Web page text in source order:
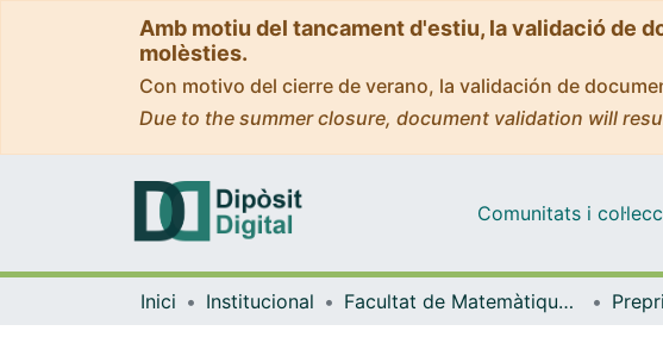
Amb motiu del tancament d'estiu, la validació de
molèsties.
Con motivo del cierre de verano, la validación de
Due to the summer closure, document validation will
Comunitats i
Inici Institucional Facultat de Matemàtiques i Informàtica